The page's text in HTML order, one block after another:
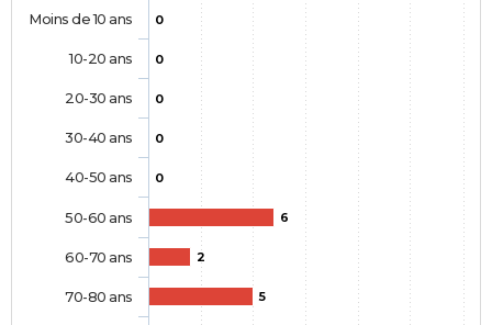
0
0
0
0
0
6
2
5
Moins de 10 ans
10-20 ans
20-30 ans
30-40 ans
40-50 ans
50-60 ans
60-70 ans
70-80 ans